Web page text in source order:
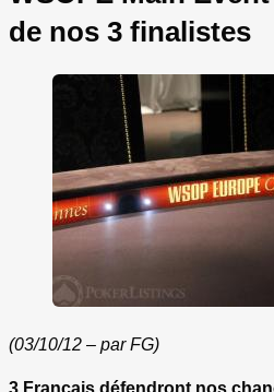
de nos 3 finalistes
(03/10/12 – par FG)